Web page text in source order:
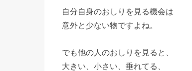
自分自身のおしりを見る機会は
意外と少ない物ですよね。
でも他の人のおしりを見ると、
大きい、小さい、垂れてる、